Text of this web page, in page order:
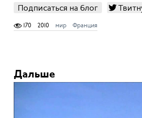
Подписаться на блог
170 2010 мир Франция
Дальше